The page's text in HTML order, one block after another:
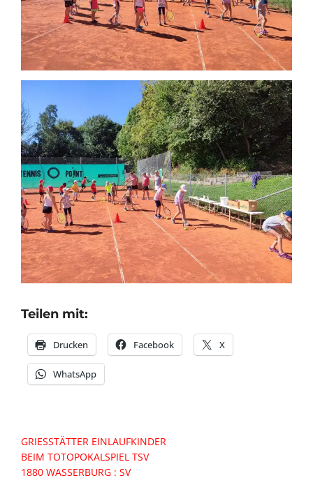
Teilen mit:
Drucken Facebook X
WhatsApp
Beitragsnavigation
GRIESSTÄTTER EINLAUFKINDER
BEIM TOTOPOKALSPIEL TSV
1880 WASSERBURG : SV